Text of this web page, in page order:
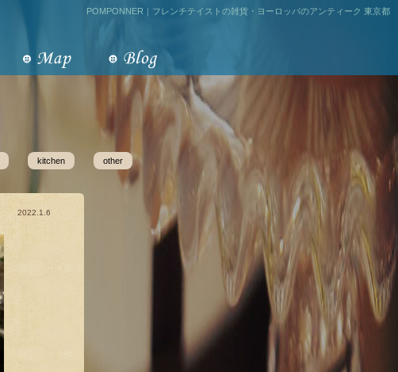
POMPONNER｜フレンチテイストの雑貨・ヨーロッパのアンティーク 東京都
kitchen other
2022.1.6